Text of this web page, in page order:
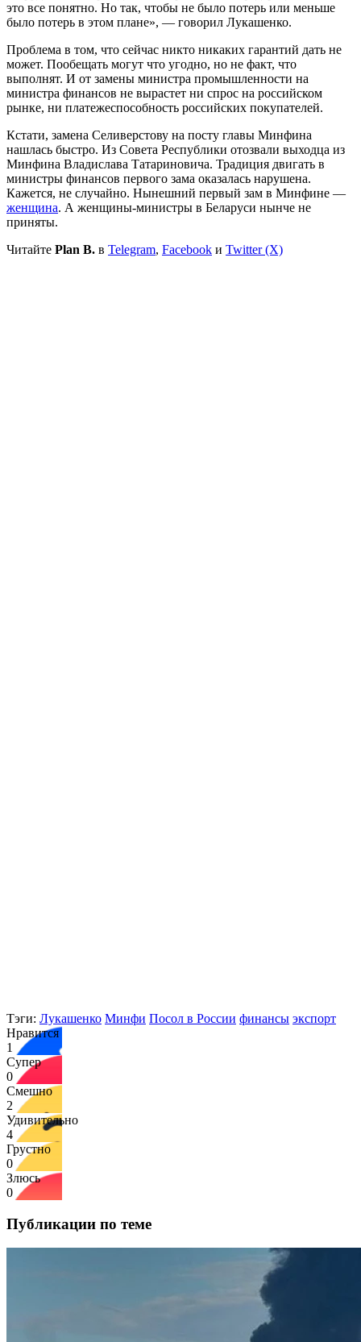
это все понятно. Но так, чтобы не было потерь или меньше
было потерь в этом плане», — говорил Лукашенко.
Проблема в том, что сейчас никто никаких гарантий дать не
может. Пообещать могут что угодно, но не факт, что
выполнят. И от замены министра промышленности на
министра финансов не вырастет ни спрос на российском
рынке, ни платежеспособность российских покупателей.
Кстати, замена Селиверстову на посту главы Минфина
нашлась быстро. Из Совета Республики отозвали выходца из
Минфина Владислава Татариновича. Традиция двигать в
министры финансов первого зама оказалась нарушена.
Кажется, не случайно. Нынешний первый зам в Минфине —
женщина. А женщины-министры в Беларуси нынче не
приняты.
Читайте Plan B. в Telegram, Facebook и Twitter (X)
Тэги: Лукашенко Минфи Посол в России финансы экспорт
Нравится
1
Супер
0
Смешно
2
Удивительно
4
Грустно
0
Злюсь
0
Публикации по теме